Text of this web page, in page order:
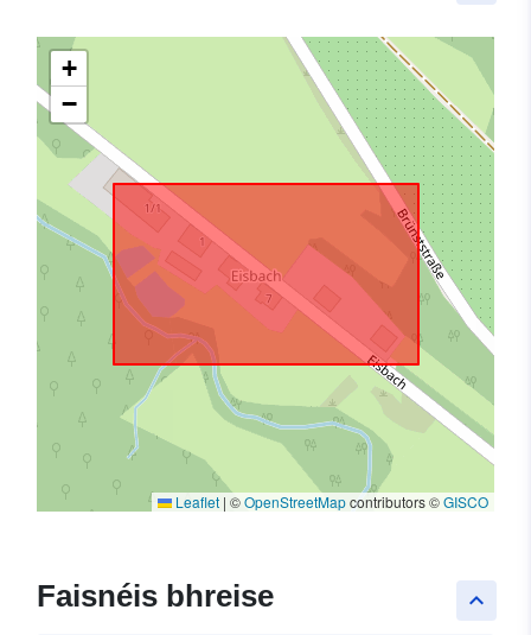
+
−
Leaflet | ©OpenStreetMapcontributors ©GISCO
keyboard_arrow_up
Faisnéis bhreise